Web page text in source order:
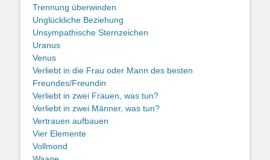
Trennung überwinden
Unglückliche Beziehung
Unsympathische Sternzeichen
Uranus
Venus
Verliebt in die Frau oder Mann des besten
Freundes/Freundin
Verliebt in zwei Frauen, was tun?
Verliebt in zwei Männer, was tun?
Vertrauen aufbauen
Vier Elemente
Vollmond